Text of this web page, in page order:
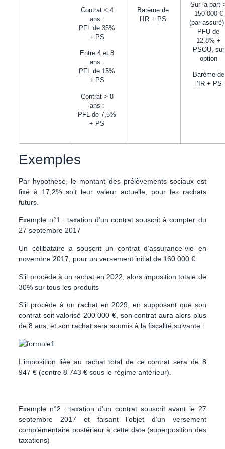
Contrat < 4
ans :
PFL de 35%
+ PS
Entre 4 et 8
ans :
PFL de 15%
+ PS
Contrat > 8
ans :
PFL de 7,5%
+ PS
Barème de
l’IR + PS
Sur la part
150 000 €
(par
PFU de
12,8% +
PSOU, sur
option
Barème de
l’IR + PS
Exemples
Par hypothèse, le montant des prélèvements sociaux est
fixé à 17,2% soit leur valeur actuelle, pour les rachats
futurs.
Exemple n°1 : taxation d’un contrat souscrit à compter du
27 septembre 2017
Un célibataire a souscrit un contrat d’assurance-vie en
novembre 2017, pour un versement initial de 160 000 €.
S’il procède à un rachat en 2022, alors imposition totale de
30% sur tous les produits
S’il procède à un rachat en 2029, en supposant que son
contrat soit valorisé 200 000 €, son contrat aura alors plus
de 8 ans, et son rachat sera soumis à la fiscalité suivante :
L’imposition liée au rachat total de ce contrat sera de 8
947 € (contre 8 743 € sous le régime antérieur).
Exemple n°2 : taxation d’un contrat souscrit avant le 27
septembre 2017 et faisant l’objet d’un versement
complémentaire postérieur à cette date (superposition des
taxations)